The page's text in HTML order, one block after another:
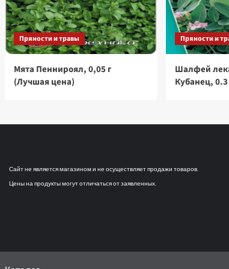
Пряности и травы
Мята Пеннироял, 0,05 г
(Лучшая цена)
Пряности и
Шалфей
Кубанец,
Сайт не является магазином и не осуществляет продажи товаров.
Цены на продукты могут отличаться от заявленных.